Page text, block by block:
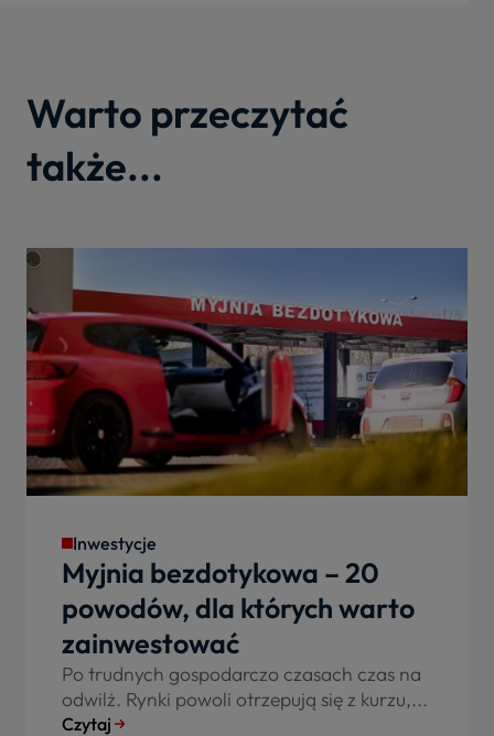
Warto przeczytać
także...
Inwestycje
Myjnia bezdotykowa – 20
powodów, dla których warto
zainwestować
Po trudnych gospodarczo czasach czas na
odwilż. Rynki powoli otrzepują się z kurzu,...
Czytaj